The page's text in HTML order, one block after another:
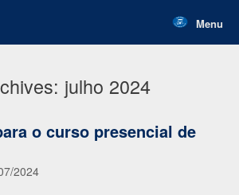
Menu
julho 2024
o curso presencial de
2024